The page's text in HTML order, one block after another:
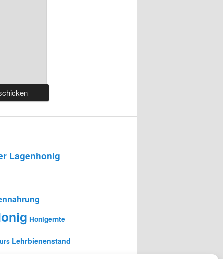
Lagenhonig
Honigernte
Lehrbienenstand
Unterricht